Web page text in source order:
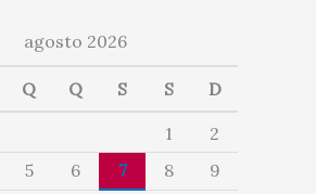
agosto 2026
Q Q S S D
1
2
5 6 7 8
9